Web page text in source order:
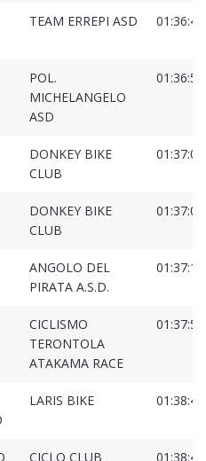
TEAM ERREPI ASD
POL.
MICHELANGELO
ASD
DONKEY BIKE
CLUB
DONKEY BIKE
CLUB
ANGOLO DEL
PIRATA A.S.D.
CICLISMO
TERONTOLA
ATAKAMA RACE
LARIS BIKE
CICLO CLUB